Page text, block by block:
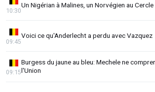
Un Nigérian à Malines, un Norvégien au Cercle
10:30
Voici ce qu'Anderlecht a perdu avec Vazquez
09:45
Burgess du jaune au bleu: Mechele ne
l'Union
09:15